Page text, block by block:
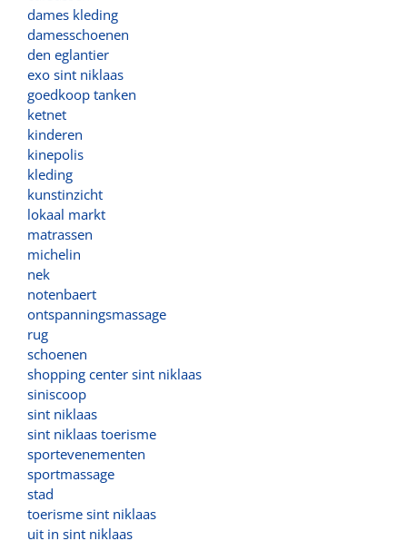
dames kleding
damesschoenen
den eglantier
exo sint niklaas
goedkoop tanken
ketnet
kinderen
kinepolis
kleding
kunstinzicht
lokaal markt
matrassen
michelin
nek
notenbaert
ontspanningsmassage
rug
schoenen
shopping center sint niklaas
siniscoop
sint niklaas
sint niklaas toerisme
sportevenementen
sportmassage
stad
toerisme sint niklaas
uit in sint niklaas